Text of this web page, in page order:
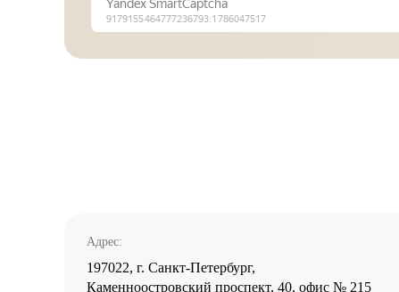
Адрес:
197022, г. Санкт-Петербург,
Каменноостровский проспект, 40, офис № 215